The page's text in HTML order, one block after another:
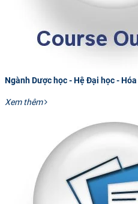
Ngành Dược học - Hệ Đại học -
Xem thêm